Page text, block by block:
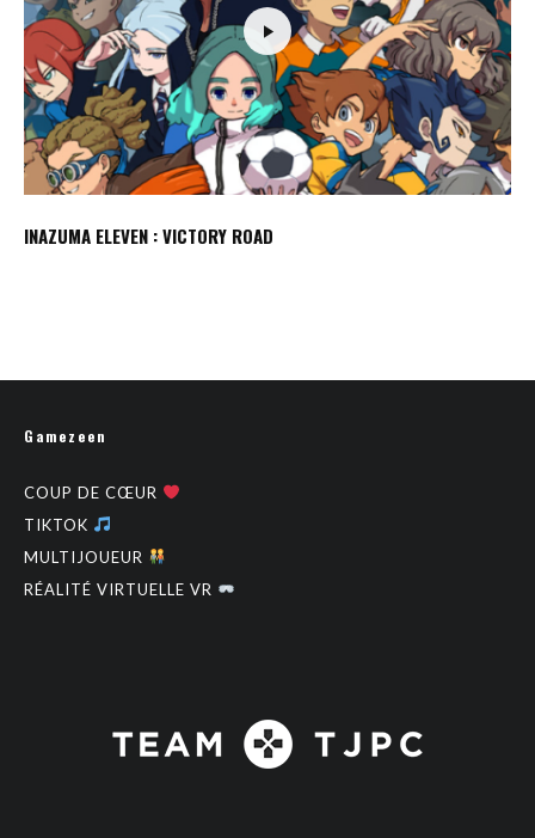
INAZUMA ELEVEN : VICTORY ROAD
Gamezeen
COUP DE CŒUR
TIKTOK
MULTIJOUEUR
RÉALITÉ VIRTUELLE VR